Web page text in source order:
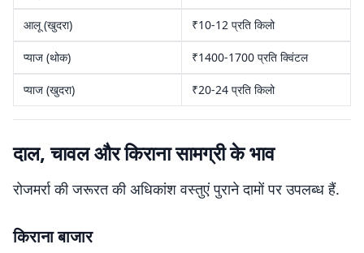
आलू (खुदरा) ₹10-12 प्रति किलो
प्याज (थोक) ₹1400-1700 प्रति क्विंटल
प्याज (खुदरा) ₹20-24 प्रति किलो
दाल, चावल और किराना सामग्री के भाव
रोजमर्रा की जरूरत की अधिकांश वस्तुएं पुराने दामों पर उपलब्ध हैं.
किराना बाजार